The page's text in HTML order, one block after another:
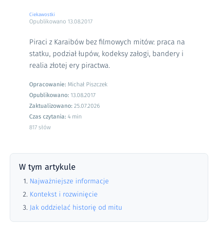
Ciekawostki
Opublikowano 13.08.2017
Piraci z Karaibów bez filmowych mitów: praca na
statku, podział łupów, kodeksy załogi, bandery i
realia złotej ery piractwa.
Opracowanie: Michał Piszczek
Opublikowano: 13.08.2017
Zaktualizowano: 25.07.2026
Czas czytania: 4 min
817 słów
W tym artykule
Najważniejsze informacje
Kontekst i rozwinięcie
Jak oddzielać historię od mitu